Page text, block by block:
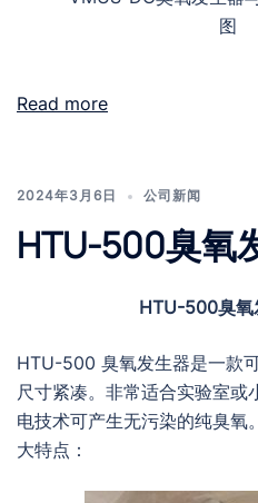
图
Read more
2024年3月6日 公司新闻
HTU-500臭氧
HTU-500臭氧
HTU-500 臭氧发生器是一款
尺寸紧凑。非常适合实验室或
电技术可产生无污染的纯臭
大特点：